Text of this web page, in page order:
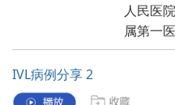
人民医
属第一
IVL病例分享 2